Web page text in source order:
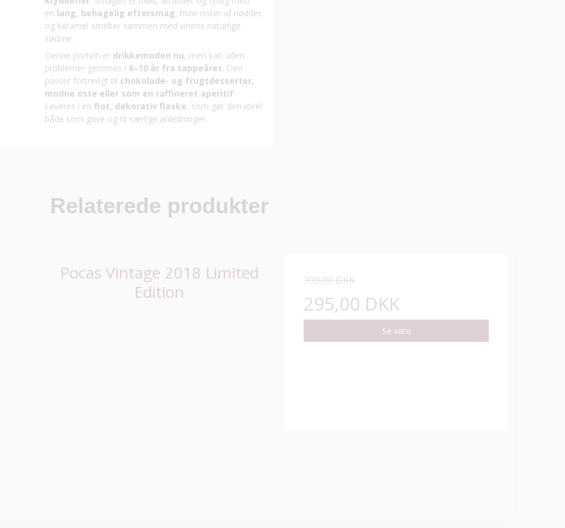
en lang, behagelig eftersmag, hvor noter af nødder
og karamel smelter sammen med vinens naturlige
sødme.
Denne portvin er drikkemoden nu, men kan uden
problemer gemmes i 8–10 år fra tappeåret. Den
passer fortrinligt til chokolade- og frugtdesserter,
modne oste eller som en raffineret aperitif.
Leveres i en flot, dekorativ flaske, som gør den ideel
både som gave og til særlige anledninger.
Relaterede produkter
Pocas Vintage 2018 Limited
Edition
399,00 DKK
295,00 DKK
Se vare